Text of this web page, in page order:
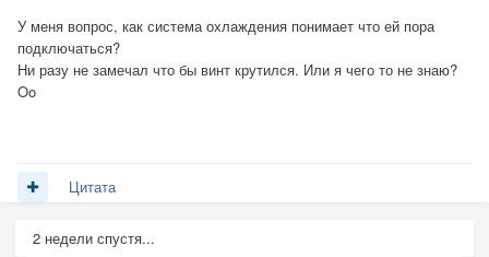
У меня вопрос, как система охлаждения понимает что ей пора
подключаться?
Ни разу не замечал что бы винт крутился. Или я чего то не знаю?
Oo
Цитата
2 недели спустя...